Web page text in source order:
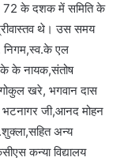
72 के दशक में समिति के
थे। उस समय
निगम,स्व.के एल
के के नायक,संतोष
खरे, भगवान दास
भटनागर जी,आनद मोहन
अन्य
कन्या विद्यालय